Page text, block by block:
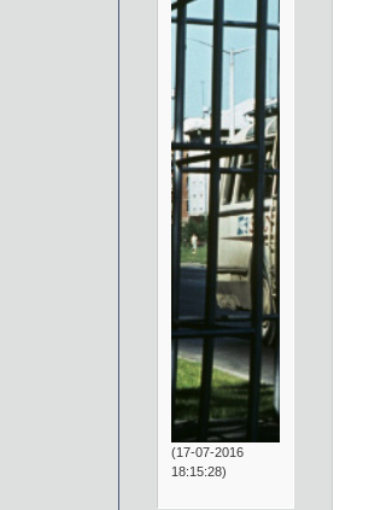
(17-07-2016
18:15:28)